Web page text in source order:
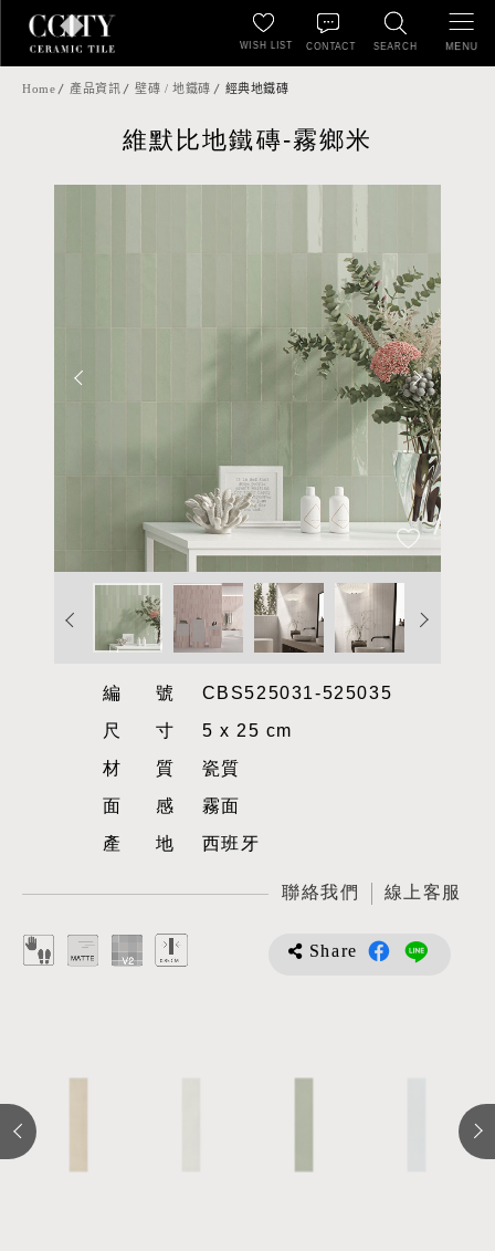
SEARCH
WISH LIST CONTACT MENU
Home 產品資訊 壁磚 / 地鐵磚 經典地鐵磚
維默比地鐵磚-霧鄉米
編號CBS525031-525035
尺寸5 x 25 cm
材質瓷質
面感霧面
產地西班牙
聯絡我們 線上客服
Share